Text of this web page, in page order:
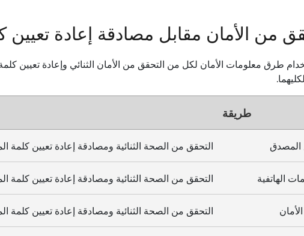
من الأمان مقابل مصادقة إعادة تعيين
طرق معلومات الأمان لكل من التحقق من الأمان الثنائي وإعادة تعيين
طريقة
المصدق التحقق من الصحة الثنائية ومصادقة إعادة تعيين كلمة
الهاتفية التحقق من الصحة الثنائية ومصادقة إعادة تعيين كلمة
التحقق من الصحة الثنائية ومصادقة إعادة تعيين كلمة